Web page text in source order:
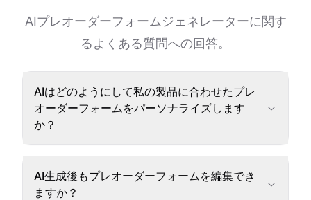
AIプレオーダーフォームジェネレーターに関す
るよくある質問への回答。
AIはどのようにして私の製品に合わせたプレ
オーダーフォームをパーソナライズします
か？
AI生成後もプレオーダーフォームを編集でき
ますか？